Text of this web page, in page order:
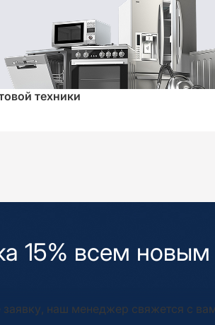
техники
15% всем новым
заявку, наш менеджер свяжется с